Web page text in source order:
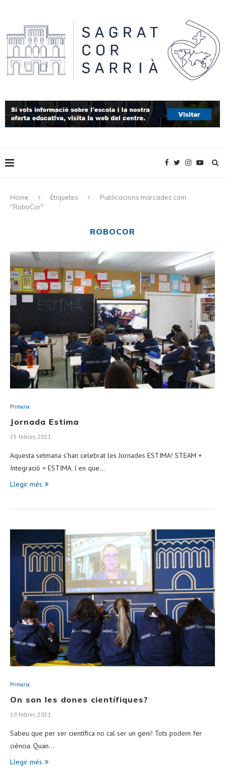
Home Etiquetes
Publicacions marcades com
"RoboCor"
ROBOCOR
Primaria
Jornada Estima
25 febrer, 2021
Aquesta setmana s’han celebrat les Jornades ESTIMA! STEAM +
Integració = ESTIMA. I en que…
Llegir més
Primaria
On son les dones científiques?
19 febrer, 2021
Sabeu que per ser científica no cal ser un geni! Tots podem fer
ciència. Quan…
Llegir més